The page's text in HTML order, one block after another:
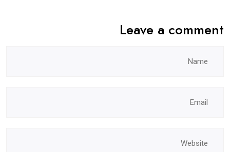
Leave a comment